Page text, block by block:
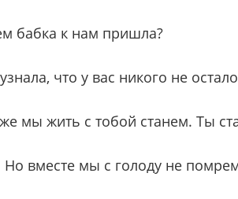
бабка к нам пришла?
что у вас никого не
мы жить с тобой станем. Ты
Но вместе мы с голоду не